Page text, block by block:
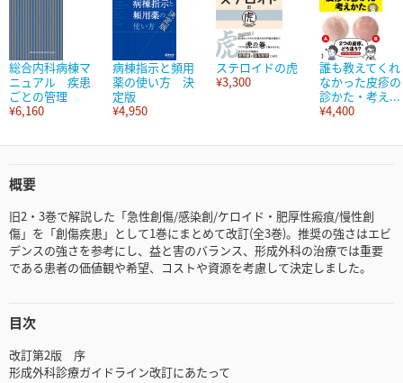
総合内科病棟マ
ニュアル 疾患
ごとの管理
¥6,160
病棟指示と頻用
薬の使い方 決
定版
¥4,950
ステロイドの虎
¥3,300
誰も教えてくれ
なかった皮疹の
診かた・考え...
¥4,400
概要
旧2・3巻で解説した「急性創傷/感染創/ケロイド・肥厚性瘢痕/慢性創
傷」を「創傷疾患」として1巻にまとめて改訂(全3巻)。推奨の強さはエビ
デンスの強さを参考にし、益と害のバランス、形成外科の治療では重要
である患者の価値観や希望、コストや資源を考慮して決定しました。
目次
改訂第2版 序
形成外科診療ガイドライン改訂にあたって